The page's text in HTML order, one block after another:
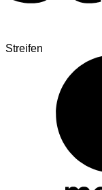
Streifen